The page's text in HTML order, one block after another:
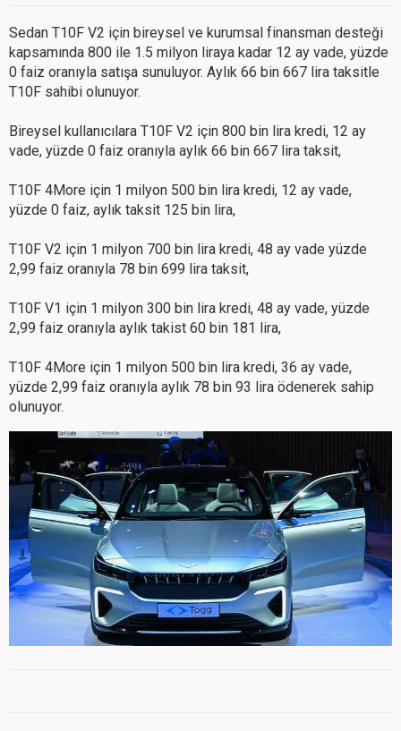
Sedan T10F V2 için bireysel ve kurumsal finansman desteği
kapsamında 800 ile 1.5 milyon liraya kadar 12 ay vade, yüzde
0 faiz oranıyla satışa sunuluyor. Aylık 66 bin 667 lira taksitle
T10F sahibi olunuyor.
Bireysel kullanıcılara T10F V2 için 800 bin lira kredi, 12 ay
vade, yüzde 0 faiz oranıyla aylık 66 bin 667 lira taksit,
T10F 4More için 1 milyon 500 bin lira kredi, 12 ay vade,
yüzde 0 faiz, aylık taksit 125 bin lira,
T10F V2 için 1 milyon 700 bin lira kredi, 48 ay vade yüzde
2,99 faiz oranıyla 78 bin 699 lira taksit,
T10F V1 için 1 milyon 300 bin lira kredi, 48 ay vade, yüzde
2,99 faiz oranıyla aylık takist 60 bin 181 lira,
T10F 4More için 1 milyon 500 bin lira kredi, 36 ay vade,
yüzde 2,99 faiz oranıyla aylık 78 bin 93 lira ödenerek sahip
olunuyor.